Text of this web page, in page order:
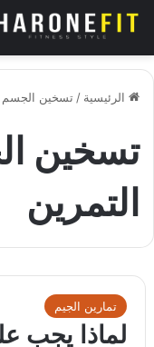
الرئيسية / تسخين الجسم
تسخين
التمرين
تمارين الجيم
لماذا يجب